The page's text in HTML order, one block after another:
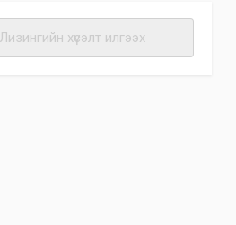
Лизингийн хүсэлт илгээх